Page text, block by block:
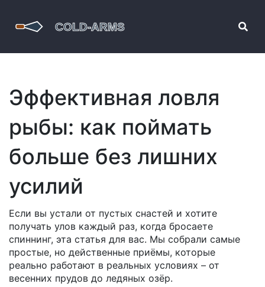
Эффективная ловля
рыбы: как поймать
больше без лишних
усилий
Если вы устали от пустых снастей и хотите
получать улов каждый раз, когда бросаете
спиннинг, эта статья для вас. Мы собрали самые
простые, но действенные приёмы, которые
реально работают в реальных условиях – от
весенних прудов до ледяных озёр.